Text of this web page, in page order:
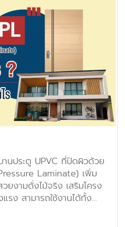
นประตู UPVC ที่ปิดผิวด้วย
Laminate) เพิ่ม
ยงามดั่งไม้จริง เสริมโครง
รง สามารถใช้งานได้ทั้ง
เฉพาะรูปแบบบานเรียบและ